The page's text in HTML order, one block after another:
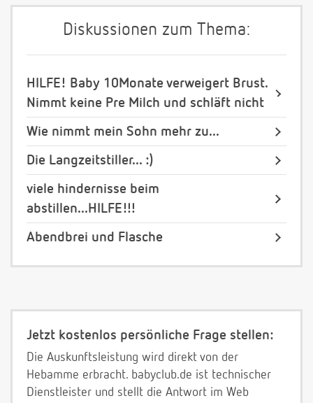
Diskussionen zum Thema:
HILFE! Baby 10Monate verweigert Brust.
Nimmt keine Pre Milch und schläft nicht
Wie nimmt mein Sohn mehr zu...
Die Langzeitstiller... :)
viele hindernisse beim
abstillen...HILFE!!!
Abendbrei und Flasche
Jetzt kostenlos persönliche Frage stellen:
Die Auskunftsleistung wird direkt von der
Hebamme erbracht. babyclub.de ist technischer
Dienstleister und stellt die Antwort im Web